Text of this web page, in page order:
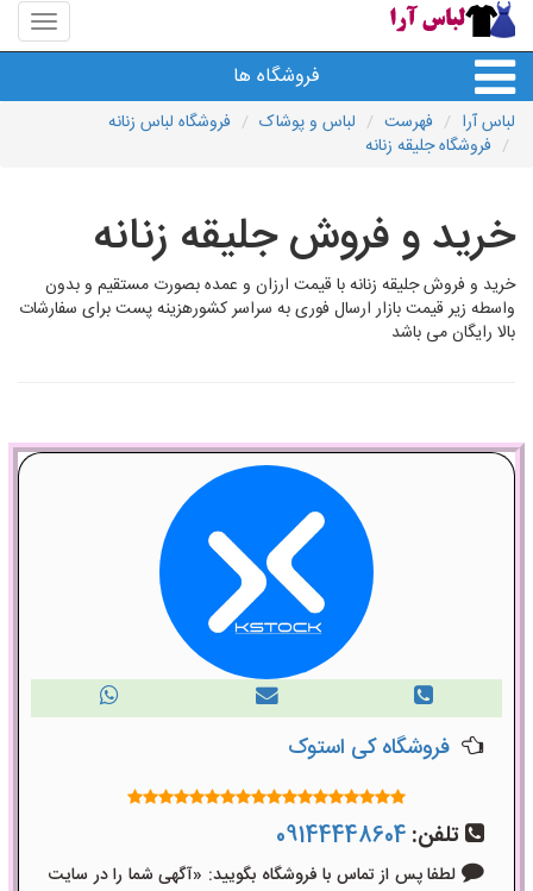
منوی
سایت
آرا
فروشگاه ها
لباس آرا فهرست لباس و پوشاک
فروشگاه لباس زنانه
فروشگاه جلیقه زنانه
خرید و فروش جلیقه زنانه
خرید و فروش جلیقه زنانه با قیمت ارزان و عمده بصورت مستقیم و بدون
واسطه زیر قیمت بازار ارسال فوری به سراسر کشورهزینه پست برای سفارشات
بالا رایگان می باشد
فروشگاه کی استوک
تلفن: 09144448604
لطفا پس از تماس با فروشگاه بگویید: «آگهی شما را در سایت